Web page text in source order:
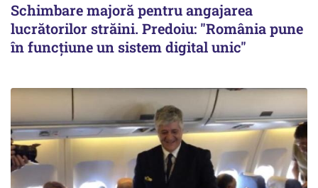
Schimbare majoră pentru angajarea
lucrătorilor străini. Predoiu: "România pune
în funcțiune un sistem digital unic"